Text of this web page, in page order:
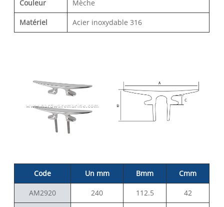
Couleur Mèche
Matériel Acier inoxydable 316
Code Un mm Bmm Cmm
AM2920 240 112.5 42